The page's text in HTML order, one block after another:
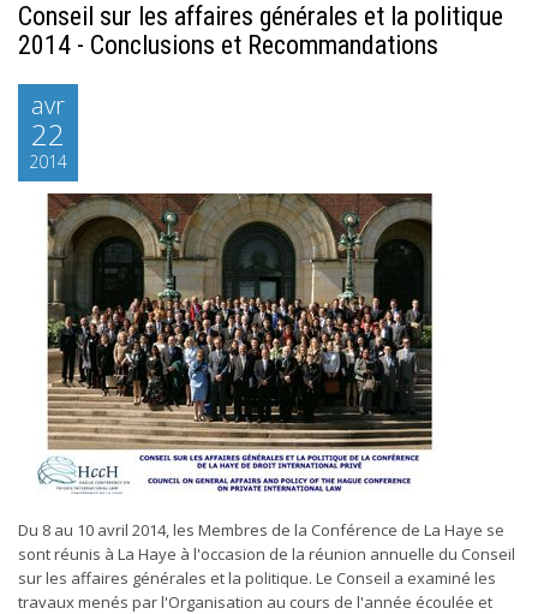
Conseil sur les affaires générales et la politique
2014 - Conclusions et Recommandations
avr
22
2014
Du 8 au 10 avril 2014, les Membres de la Conférence de La Haye se
sont réunis à La Haye à l'occasion de la réunion annuelle du Conseil
sur les affaires générales et la politique. Le Conseil a examiné les
travaux menés par l'Organisation au cours de l'année écoulée et